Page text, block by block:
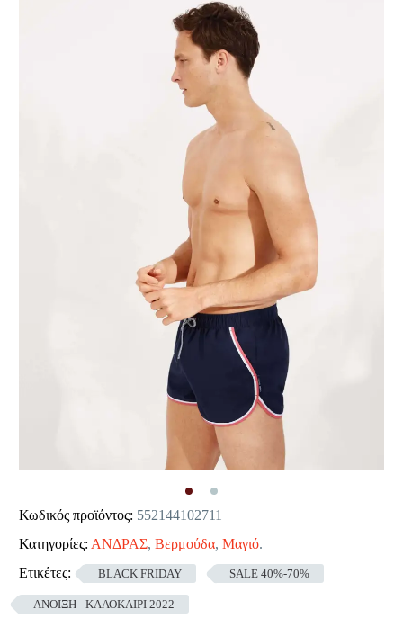
Κωδικός προϊόντος: 552144102711
Κατηγορίες: ΑΝΔΡΑΣ, Βερμούδα, Μαγιό.
Ετικέτες:
BLACK FRIDAY SALE 40%-70%
ΑΝΟΙΞΗ - ΚΑΛΟΚΑΙΡΙ 2022